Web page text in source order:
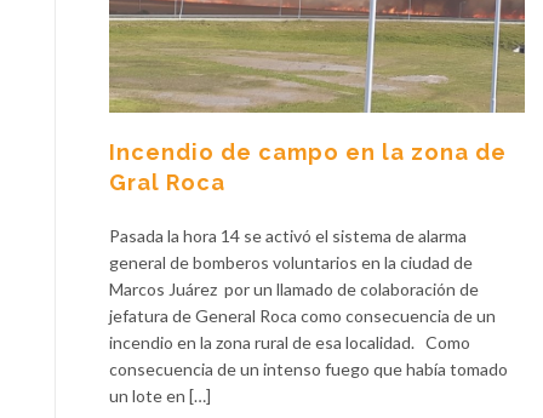
Incendio de campo en la zona de
Gral Roca
Pasada la hora 14 se activó el sistema de alarma
general de bomberos voluntarios en la ciudad de
Marcos Juárez por un llamado de colaboración de
jefatura de General Roca como consecuencia de un
incendio en la zona rural de esa localidad. Como
consecuencia de un intenso fuego que había tomado
un lote en […]